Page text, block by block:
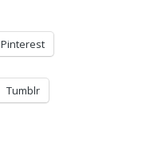
Pinterest
Tumblr